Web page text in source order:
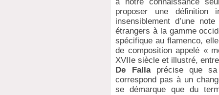
à notre connaissance
proposer une
insensiblement d’une
étrangers à la gamme
spécifique au flamenco,
de composition appelé «
XVIIe siècle et illustré,
De Fallaprécise que sa
correspond pas à un
se démarque que du